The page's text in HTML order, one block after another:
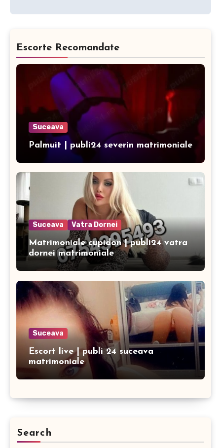
Escorte Recomandate
Suceava
Palmuit | publi24 severin matrimoniale
Suceava Vatra Dornei
Matrimoniale cupidon | publi24 vatra
dornei matrimoniale
Suceava
Escort live | publi 24 suceava
matrimoniale
Search